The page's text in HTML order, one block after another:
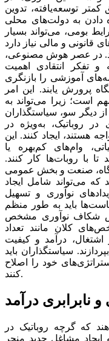
توسعه‌‌‌یافته، تدوین
دادن به دولت‌‌‌های محلی
بومی، می‌‌‌تواند بسیار
قانونی و مالی نیاز دارد
در عصر هوش مصنوعی،
و تفکر انتقادی اهمیت
آموزشی را بازنگری
پرورش یابند. این امر
است؛ زیرا می‌‌‌تواند به
دیگر سو، سیاستگذاران
روباتیک، به‌ویژه در
هستند، ایجاد کنند. این
وام‌‌‌های کم‌‌‌بهره یا
با روبات‌‌‌ها کار کنند.
صنعت و بخش عمومی
که می‌‌‌تواند شامل ایجاد
نوآوری و تسهیل
باید به طور منظم
شکاف نوآوری مشخص
کلان مانند تعداد
اشتغال، درآمد و کیفیت
سیاستگذاران باید
خود را اصلاح
کنند.
نابرابری درآمد
هشدار می‌دهند که گرچه روباتیک در
ایجاد مشاغل جدید منجر